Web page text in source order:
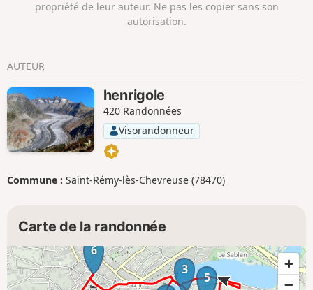
propriété de leur auteur. Ne pas les copier sans son
autorisation.
AUTEUR
henrigole
420 Randonnées
Visorandonneur
Commune : Saint-Rémy-lès-Chevreuse (78470)
Carte de la randonnée
3
5
6